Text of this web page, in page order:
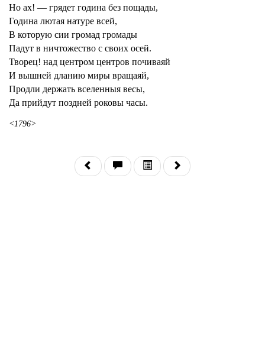
Но ах! — грядет година без пощады,
Година лютая натуре всей,
В которую сии громад громады
Падут в ничтожество с своих осей.
Творец! над центром центров почиваяй
И вышней дланию миры вращаяй,
Продли держать вселенныя весы,
Да прийдут поздней роковы часы.
<1796>